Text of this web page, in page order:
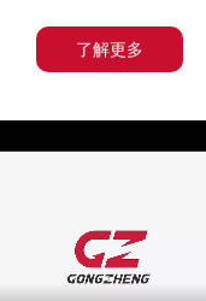
品线专门为各个类型、
备方案。自1997年以来
网点已分布在全球80
持续深化交流与合作，
凭借雄厚的人才储备和
了解更多